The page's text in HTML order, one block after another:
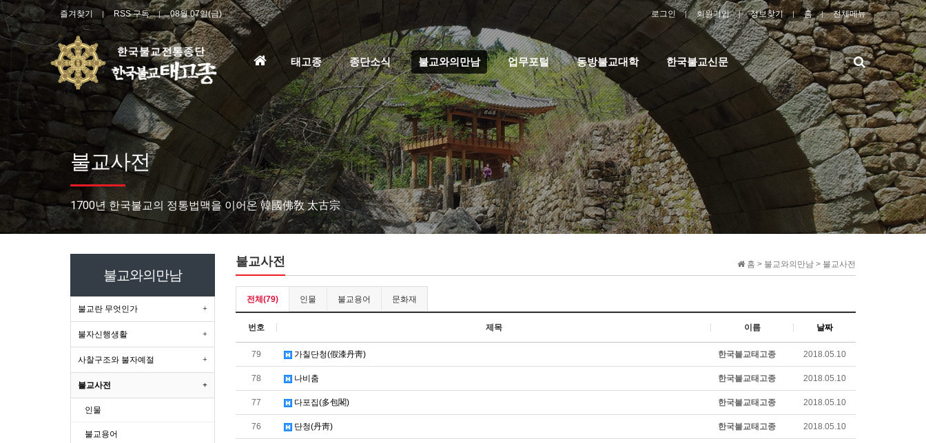
즐겨찾기 RSS 구독 08월 07일(금) 로그인 회원가입 정보찾기 홈 전체메뉴
홈
태고종 종단소식 불교와의만남 업무포털 동방불교대학 한국불교신문
검
색
불교사전
1700년 한국불교의 정통법맥을 이어온 韓國佛敎 太古宗
홈 > 불교와의만남 > 불교사전
불교사전
전체(79) 인물 불교용어 문화재
번호 제목 이름 날짜
79 가칠단청(假漆丹靑) 한국불교태고종 2018.05.10
78 나비춤 한국불교태고종 2018.05.10
77 다포집(多包閣) 한국불교태고종 2018.05.10
76 단청(丹靑) 한국불교태고종 2018.05.10
불교와의만남
불교란 무엇인가
불자신행생활
사찰구조와 불자예절
불교사전
인물
불교용어